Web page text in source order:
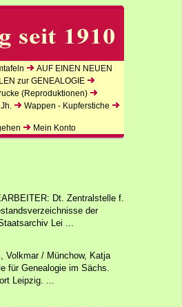
AUF EINEN NEUEN
zur GENEALOGIE
(Reproduktionen)
Wappen - Kupferstiche
Mein Konto
Dt. Zentralstelle f.
der
Lei ...
Volkmar / Münchow, Katja
für Genealogie im Sächs.
Leipzig. ...